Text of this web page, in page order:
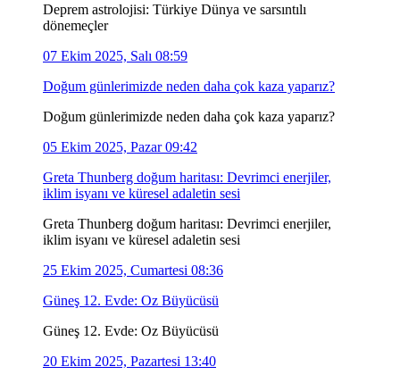
Deprem astrolojisi: Türkiye Dünya ve sarsıntılı
dönemeçler
07 Ekim 2025, Salı 08:59
Doğum günlerimizde neden daha çok kaza yaparız?
Doğum günlerimizde neden daha çok kaza yaparız?
05 Ekim 2025, Pazar 09:42
Greta Thunberg doğum haritası: Devrimci enerjiler,
iklim isyanı ve küresel adaletin sesi
Greta Thunberg doğum haritası: Devrimci enerjiler,
iklim isyanı ve küresel adaletin sesi
25 Ekim 2025, Cumartesi 08:36
Güneş 12. Evde: Oz Büyücüsü
Güneş 12. Evde: Oz Büyücüsü
20 Ekim 2025, Pazartesi 13:40